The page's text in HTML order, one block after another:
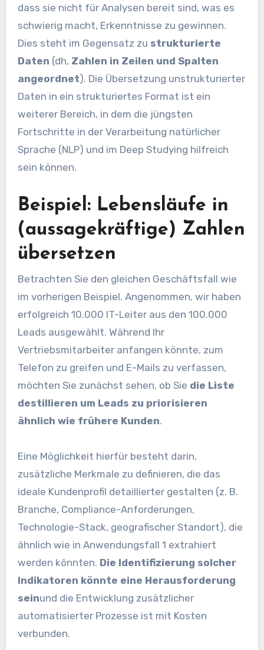
dass sie nicht für Analysen bereit sind, was es
schwierig macht, Erkenntnisse zu gewinnen.
Dies steht im Gegensatz zu strukturierte
Daten (dh, Zahlen in Zeilen und Spalten
angeordnet). Die Übersetzung unstrukturierter
Daten in ein strukturiertes Format ist ein
weiterer Bereich, in dem die jüngsten
Fortschritte in der Verarbeitung natürlicher
Sprache (NLP) und im Deep Studying hilfreich
sein können.
Beispiel: Lebensläufe in
(aussagekräftige) Zahlen
übersetzen
Betrachten Sie den gleichen Geschäftsfall wie
im vorherigen Beispiel. Angenommen, wir haben
erfolgreich 10.000 IT-Leiter aus den 100.000
Leads ausgewählt. Während Ihr
Vertriebsmitarbeiter anfangen könnte, zum
Telefon zu greifen und E-Mails zu verfassen,
möchten Sie zunächst sehen, ob Sie die Liste
destillieren um Leads zu priorisieren
ähnlich wie frühere Kunden.
Eine Möglichkeit hierfür besteht darin,
zusätzliche Merkmale zu definieren, die das
ideale Kundenprofil detaillierter gestalten (z. B.
Branche, Compliance-Anforderungen,
Technologie-Stack, geografischer Standort), die
ähnlich wie in Anwendungsfall 1 extrahiert
werden könnten. Die Identifizierung solcher
Indikatoren könnte eine Herausforderung
seinund die Entwicklung zusätzlicher
automatisierter Prozesse ist mit Kosten
verbunden.